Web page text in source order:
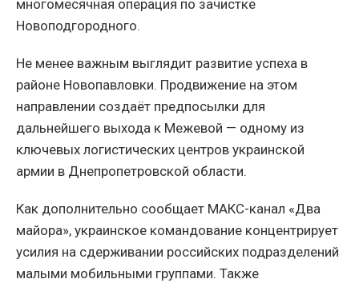
многомесячная операция по зачистке
Новоподгородного.
Не менее важным выглядит развитие успеха в
районе Новопавловки. Продвижение на этом
направлении создаёт предпосылки для
дальнейшего выхода к Межевой — одному из
ключевых логистических центров украинской
армии в Днепропетровской области.
Как дополнительно сообщает МАКС-канал «Два
майора», украинское командование концентрирует
усилия на сдерживании российских подразделений
малыми мобильными группами. Также